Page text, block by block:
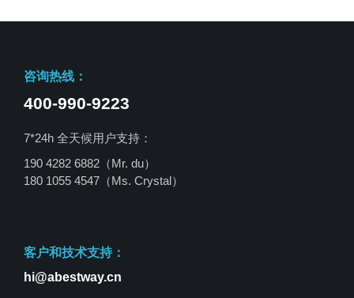
咨询热线：
400-990-9223
7*24h 全天候用户支持：
190 4282 6882（Mr. du）
180 1055 4547 （Ms. Crystal）
客户和技术支持：
hi@abestway.cn